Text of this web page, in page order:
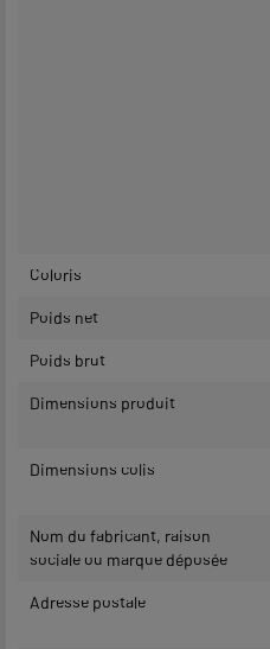
Coloris
Poids net
Poids brut
Dimensions produit
Dimensions colis
Nom du fabricant, raison
sociale ou marque déposée
Adresse postale